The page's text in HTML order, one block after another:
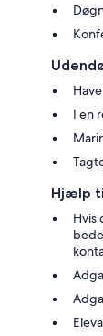
Have
I en
Hjælp
Hvis